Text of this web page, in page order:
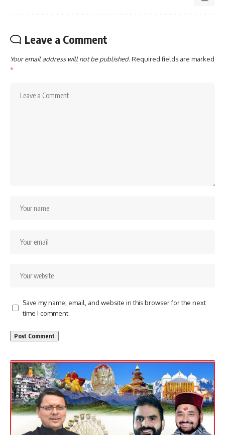
Leave a Comment
Your email address will not be published.Required fields are marked
*
Save my name, email, and website in this browser for the next
time I comment.